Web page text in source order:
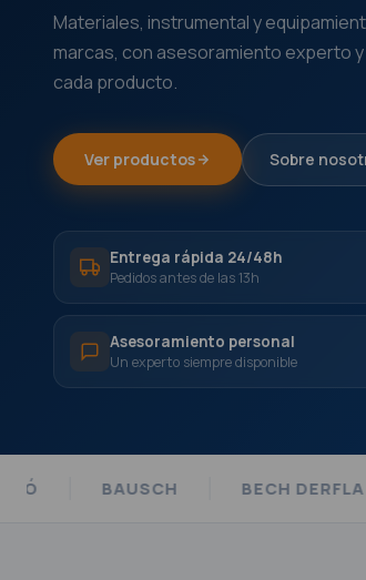
Materiales, instrumental y
marcas, con asesoramiento experto y
cada producto.
Ver productos Sobre
Entrega rápida 24/48h
Pedidos antes de las 13h
Asesoramiento personal
Un experto siempre disponible
BECH DERFLA CARESTREAM